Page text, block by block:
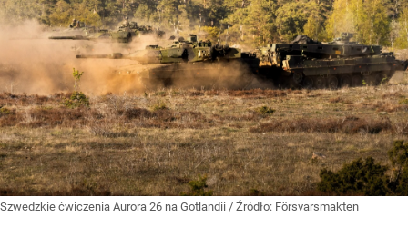
Szwedzkie ćwiczenia Aurora 26 na Gotlandii / Źródło: Försvarsmakten